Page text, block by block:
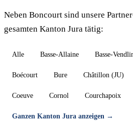
Neben Boncourt sind unsere
gesamten Kanton Jura tätig:
Alle Basse-Allaine Basse-
Boécourt Bure Châtillon (JU)
Coeuve Cornol Courchapoix
Ganzen Kanton Jura anzeigen →